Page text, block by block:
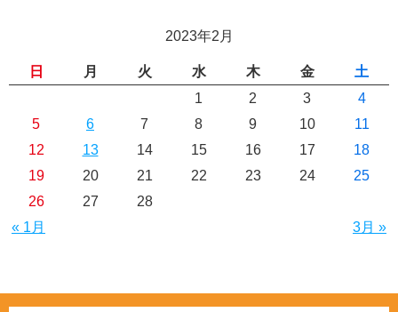
2023年2月
日 月 火 水 木 金 土
« 1月 3月 »
1 2 3
4
5
6 7 8 9 10
11
12
13 14 15 16 17
18
19
20 21 22 23 24
25
26
27 28